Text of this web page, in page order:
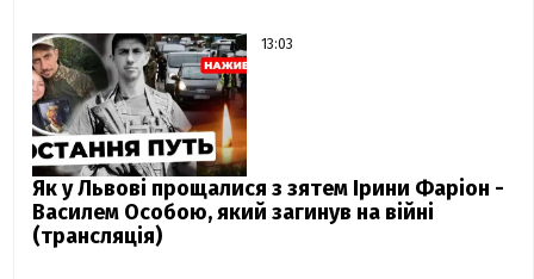
13:03
Як у Львові прощалися з зятем Ірини Фаріон -
Василем Особою, який загинув на війні
(трансляція)